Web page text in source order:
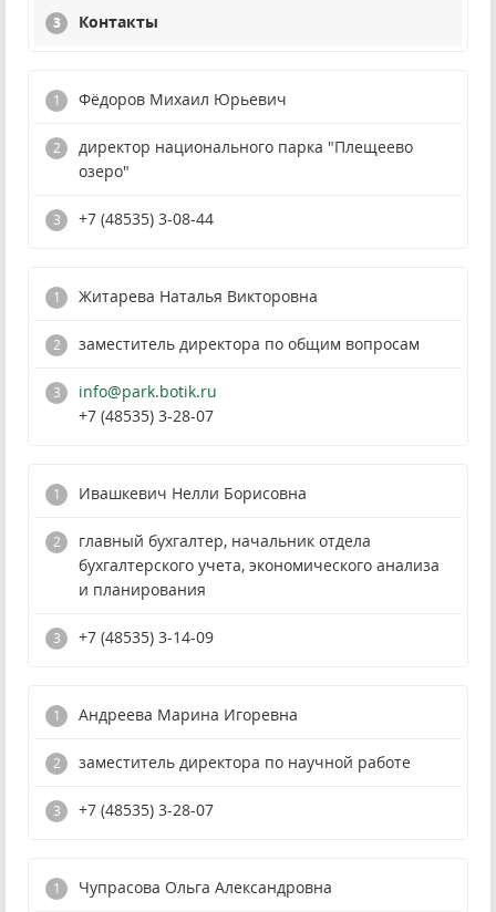
Контакты
Фёдоров Михаил Юрьевич
директор национального парка "Плещеево
озеро"
+7 (48535) 3-08-44
Житарева Наталья Викторовна
заместитель директора по общим вопросам
info@park.botik.ru
+7 (48535) 3-28-07
Ивашкевич Нелли Борисовна
главный бухгалтер, начальник отдела
бухгалтерского учета, экономического анализа
и планирования
+7 (48535) 3-14-09
Андреева Марина Игоревна
заместитель директора по научной работе
+7 (48535) 3-28-07
Чупрасова Ольга Александровна